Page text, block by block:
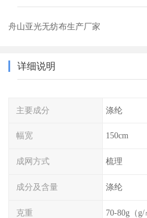
舟山亚光无纺布生产厂家
详细说明
主要成分 涤纶
幅宽 150cm
成网方式 梳理
成分及含量 涤纶
克重 70-80g（g/